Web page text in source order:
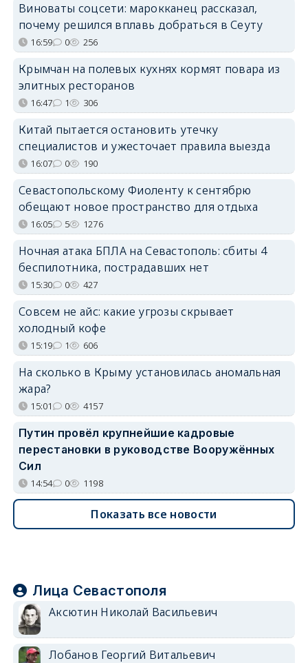
Виноваты соцсети: марокканец рассказал,
почему решился вплавь добраться в Сеуту
16:59 0 256
Крымчан на полевых кухнях кормят повара из
элитных ресторанов
16:47 1 306
Китай пытается остановить утечку
специалистов и ужесточает правила выезда
16:07 0 190
Севастопольскому Фиоленту к сентябрю
обещают новое пространство для отдыха
16:05 5 1276
Ночная атака БПЛА на Севастополь: сбиты 4
беспилотника, пострадавших нет
15:30 0 427
Совсем не айс: какие угрозы скрывает
холодный кофе
15:19 1 606
На сколько в Крыму установилась аномальная
жара?
15:01 0 4157
Путин провёл крупнейшие кадровые
перестановки в руководстве Вооружённых
Сил
14:54 0 1198
Показать все новости
Лица Севастополя
Аксютин Николай Васильевич
Лобанов Георгий Витальевич